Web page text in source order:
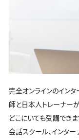
完全オンラインのイン
師と日本人トレーナー
どこにいても受講でき
会話スクール、インタ